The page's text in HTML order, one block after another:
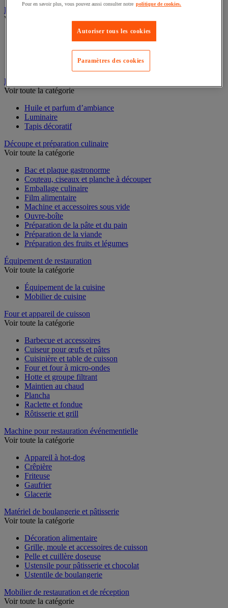
Buanderie
Voir toute la catégorie
Accessoires gros électroménager et buanderie
Décoration pour espace de restauration
Voir toute la catégorie
Huile et parfum d’ambiance
Luminaire
Tapis décoratif
Découpe et préparation culinaire
Voir toute la catégorie
Bac et plaque gastronorme
Couteau, ciseaux et planche à découper
Emballage culinaire
Film alimentaire
Machine et accessoires sous vide
Ouvre-boîte
Préparation de la pâte et du pain
Préparation de la viande
Préparation des fruits et légumes
Équipement de restauration
Voir toute la catégorie
Équipement de la cuisine
Mobilier de cuisine
Four et appareil de cuisson
Voir toute la catégorie
Barbecue et accessoires
Cuiseur pour œufs et pâtes
Cuisinière et table de cuisson
Four et four à micro-ondes
Hotte et groupe filtrant
Maintien au chaud
Plancha
Raclette et fondue
Rôtisserie et grill
Machine pour restauration événementielle
Voir toute la catégorie
Appareil à hot-dog
Crêpière
Friteuse
Gaufrier
Glacerie
Matériel de boulangerie et pâtisserie
Voir toute la catégorie
Décoration alimentaire
Grille, moule et accessoires de cuisson
Pelle et cuillère doseuse
Ustensile pour pâtisserie et chocolat
Ustentile de boulangerie
Mobilier de restauration et de réception
Voir toute la catégorie
Pour en savoir plus, vous pouvez aussi consulter notre politique de cookies.
Autoriser tous les cookies
Paramètres des cookies